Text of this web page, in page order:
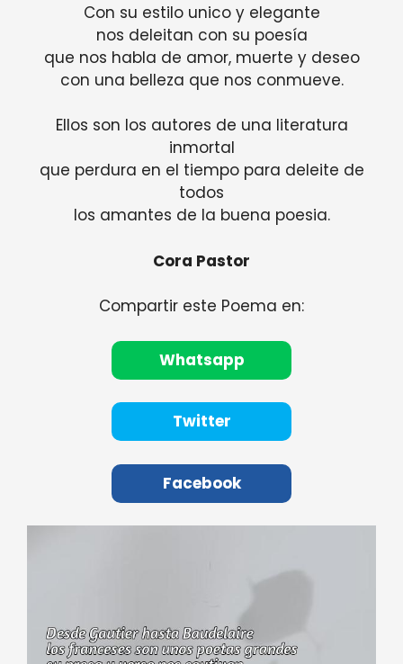
Con su estilo unico y elegante
nos deleitan con su poesía
que nos habla de amor, muerte y deseo
con una belleza que nos conmueve.
Ellos son los autores de una literatura
inmortal
que perdura en el tiempo para deleite de
todos
los amantes de la buena poesia.
Cora Pastor
Compartir este Poema en:
Whatsapp
Twitter
Facebook